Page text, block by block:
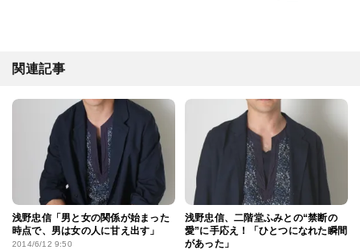
関連記事
浅野忠信「男と女の関係が始まった
時点で、男は女の人に甘え出す」
2014/6/12 9:50
浅野忠信、二階堂ふみとの“禁断の
愛”に手応え！「ひとつになれた瞬間
があった」